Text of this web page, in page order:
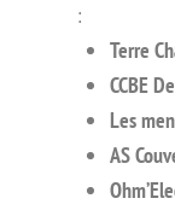
:
Terre
CCBE
Les
AS